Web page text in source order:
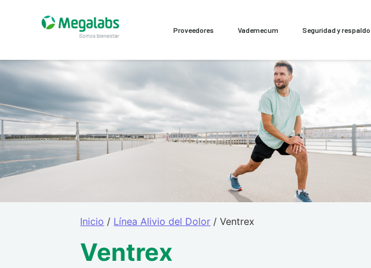
Proveedores Vademecum Seguridad y respaldo
Inicio / Línea Alivio del Dolor / Ventrex
Ventrex